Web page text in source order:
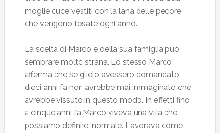
moglie cuce vestiti con la lana delle pecore
che vengono tosate ogni anno.
La scelta di Marco e della sua famiglia può
sembrare molto strana. Lo stesso Marco
afferma che se glielo avessero domandato
dieci anni fa non avrebbe mai immaginato che
avrebbe vissuto in questo modo. In effetti fino
a cinque anni fa Marco viveva una vita che
possiamo definire ‘normale’. Lavorava come